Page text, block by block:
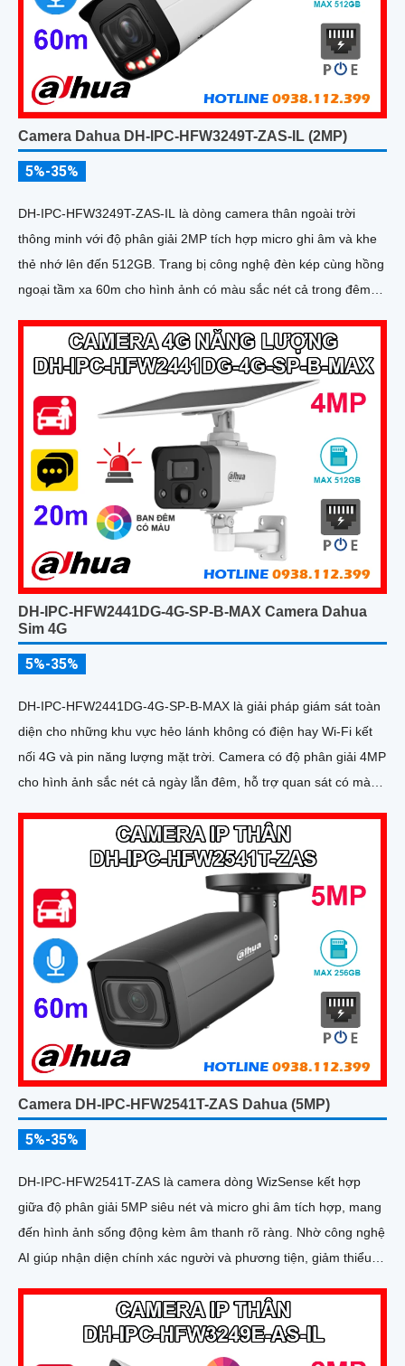
Camera Dahua DH-IPC-HFW3249T-ZAS-IL (2MP)
5%-35%
DH-IPC-HFW3249T-ZAS-IL là dòng camera thân ngoài trời
thông minh với độ phân giải 2MP tích hợp micro ghi âm và khe
thẻ nhớ lên đến 512GB. Trang bị công nghệ đèn kép cùng hồng
ngoại tầm xa 60m cho hình ảnh có màu sắc nét cả trong đêm
DH-IPC-HFW2441DG-4G-SP-B-MAX Camera Dahua
Sim 4G
5%-35%
DH-IPC-HFW2441DG-4G-SP-B-MAX là giải pháp giám sát toàn
diện cho những khu vực hẻo lánh không có điện hay Wi-Fi kết
nối 4G và pin năng lượng mặt trời. Camera có độ phân giải 4MP
cho hình ảnh sắc nét cả ngày lẫn đêm, hỗ trợ quan sát có màu
Camera DH-IPC-HFW2541T-ZAS Dahua (5MP)
5%-35%
DH-IPC-HFW2541T-ZAS là camera dòng WizSense kết hợp
giữa độ phân giải 5MP siêu nét và micro ghi âm tích hợp, mang
đến hình ảnh sống động kèm âm thanh rõ ràng. Nhờ công nghệ
AI giúp nhận diện chính xác người và phương tiện, giảm thiểu